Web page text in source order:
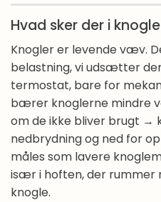
Hvad sker der i
Knogler er levende væv.
belastning, vi udsætter
termostat, bare for
bærer knoglerne mindre
om de ikke bliver brugt →
nedbrydning og ned for
måles som lavere
især i hoften, der
knogle.